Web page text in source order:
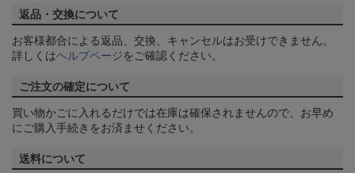
返品・交換について
お客様都合による返品、交換、キャンセルはお受けできません。
詳しくはヘルプページをご確認ください。
ご注文の確定について
買い物かごに入れるだけでは在庫は確保されませんので、お早め
にご購入手続きをお済ませください。
送料について